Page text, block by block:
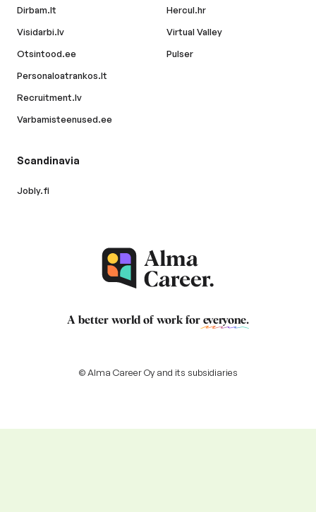
Dirbam.lt
Visidarbi.lv
Otsintood.ee
Personaloatrankos.lt
Recruitment.lv
Varbamisteenused.ee
Hercul.hr
Virtual Valley
Pulser
Scandinavia
Jobly.fi
A better world of work for everyone.
© Alma Career Oy and its subsidiaries